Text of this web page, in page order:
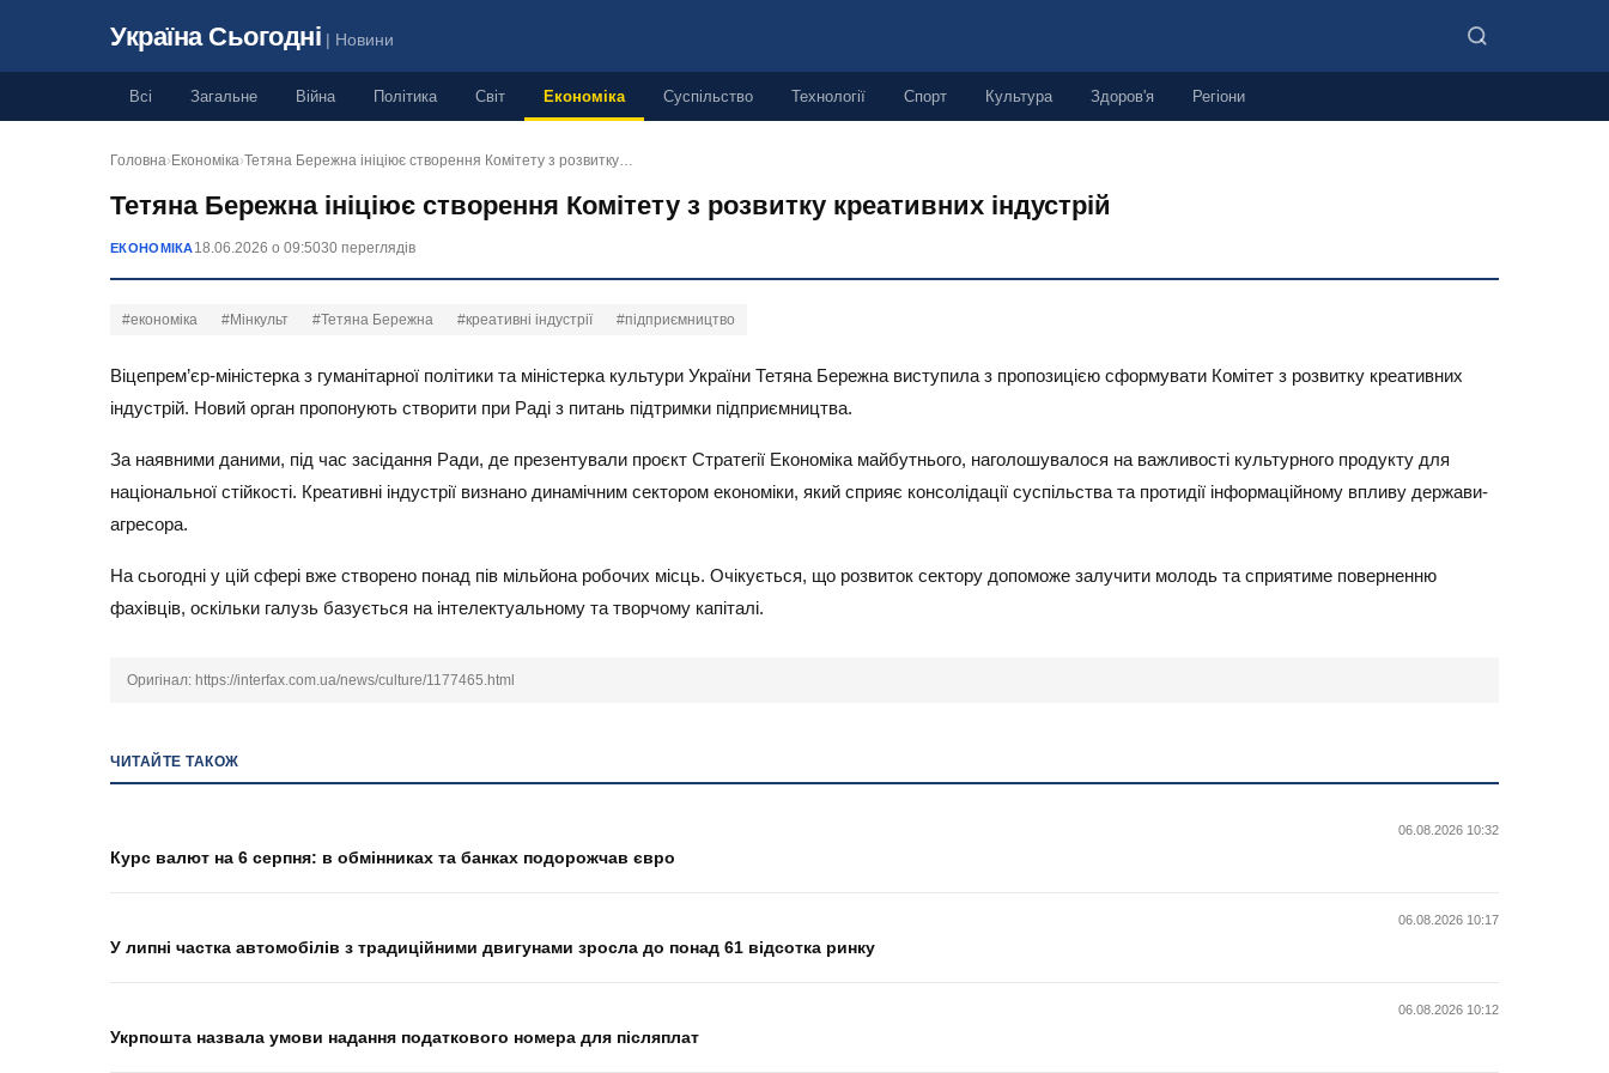
Україна Сьогодні | Новини
Всі Загальне Війна Політика Світ Економіка Суспільство Технології Спорт Культура Здоров'я Регіони
Головна› Економіка›Тетяна Бережна ініціює створення Комітету з розвитку…
Тетяна Бережна ініціює створення Комітету з розвитку креативних індустрій
ЕКОНОМІКА18.06.2026 о 09:5030 переглядів
#економіка #Мінкульт #Тетяна Бережна #креативні індустрії #підприємництво
Віцепрем’єр-міністерка з гуманітарної політики та міністерка культури України Тетяна Бережна виступила з пропозицією сформувати Комітет з розвитку креативних
індустрій. Новий орган пропонують створити при Раді з питань підтримки підприємництва.
За наявними даними, під час засідання Ради, де презентували проєкт Стратегії Економіка майбутнього, наголошувалося на важливості культурного продукту для
національної стійкості. Креативні індустрії визнано динамічним сектором економіки, який сприяє консолідації суспільства та протидії інформаційному впливу держави-
агресора.
На сьогодні у цій сфері вже створено понад пів мільйона робочих місць. Очікується, що розвиток сектору допоможе залучити молодь та сприятиме поверненню
фахівців, оскільки галузь базується на інтелектуальному та творчому капіталі.
Оригінал: https://interfax.com.ua/news/culture/1177465.html
ЧИТАЙТЕ ТАКОЖ
06.08.2026 10:32
Курс валют на 6 серпня: в обмінниках та банках подорожчав євро
06.08.2026 10:17
У липні частка автомобілів з традиційними двигунами зросла до понад 61 відсотка ринку
06.08.2026 10:12
Укрпошта назвала умови надання податкового номера для післяплат